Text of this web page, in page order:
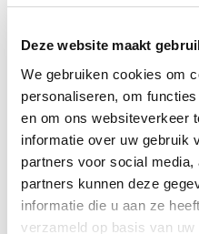
Deze website maakt
We gebruiken cookies om
personaliseren, om
en om ons websiteverkeer
informatie over uw gebruik
partners voor social
partners kunnen deze
informatie die u aan ze
verzameld op basis van
zorgvuldig geselecteerde
waarde maar dient ook
van belangrijke
Elk stuk in ons
investeren in schoonheid
jouw financiële toekomst